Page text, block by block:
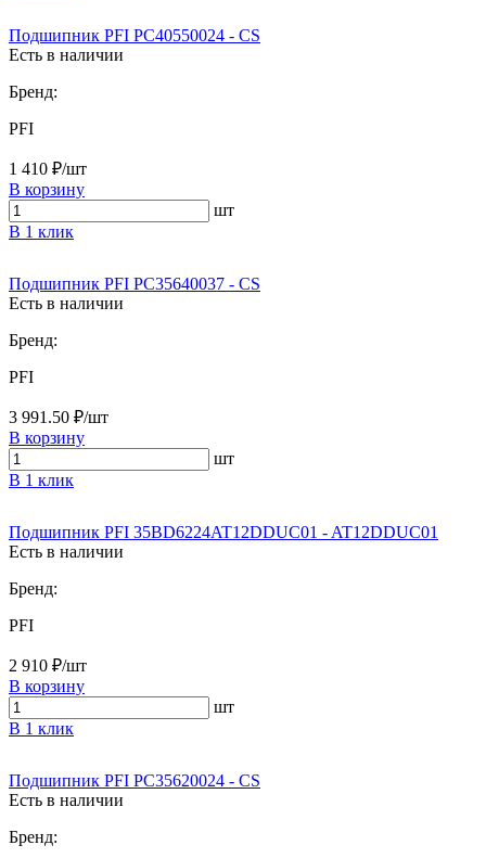
Подшипник PFI PC40550024 - CS
Есть в наличии
Бренд:
PFI
1 410 ₽/шт
В корзину
шт
В 1 клик
Подшипник PFI PC35640037 - CS
Есть в наличии
Бренд:
PFI
3 991.50 ₽/шт
В корзину
шт
В 1 клик
Подшипник PFI 35BD6224AT12DDUC01 - AT12DDUC01
Есть в наличии
Бренд:
PFI
2 910 ₽/шт
В корзину
шт
В 1 клик
Подшипник PFI PC35620024 - CS
Есть в наличии
Бренд: